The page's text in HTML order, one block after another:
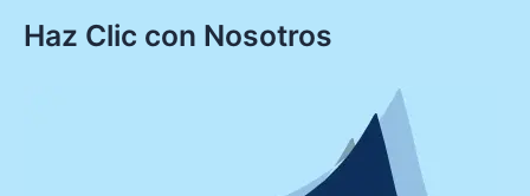
Haz Clic con Nosotros